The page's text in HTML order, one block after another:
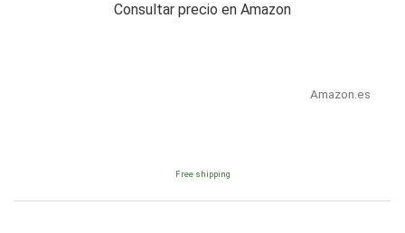
Consultar precio en Amazon
Amazon.es
Free shipping